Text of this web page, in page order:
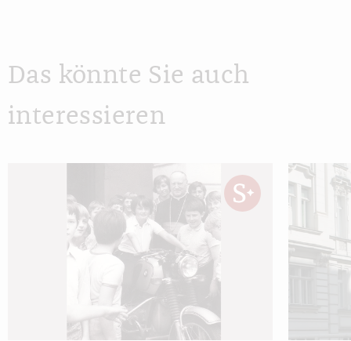
Das könnte Sie auch
interessieren